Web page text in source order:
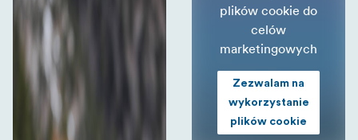
plików cookie do
celów
marketingowych
Zezwalam na
wykorzystanie
plików cookie